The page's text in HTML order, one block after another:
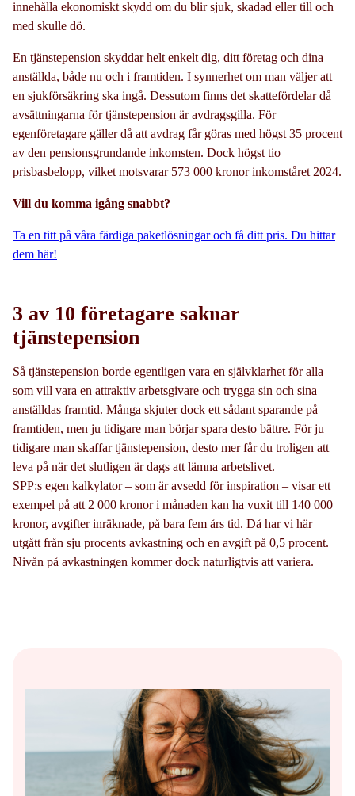
innehålla ekonomiskt skydd om du blir sjuk, skadad eller till och
med skulle dö.
En tjänstepension skyddar helt enkelt dig, ditt företag och dina
anställda, både nu och i framtiden. I synnerhet om man väljer att
en sjukförsäkring ska ingå. Dessutom finns det skattefördelar då
avsättningarna för tjänstepension är avdragsgilla. För
egenföretagare gäller då att avdrag får göras med högst 35 procent
av den pensionsgrundande inkomsten. Dock högst tio
prisbasbelopp, vilket motsvarar 573 000 kronor inkomståret 2024.
Vill du komma igång snabbt?
Ta en titt på våra färdiga paketlösningar och få ditt pris. Du hittar
dem här!
3 av 10 företagare saknar
tjänstepension
Så tjänstepension borde egentligen vara en självklarhet för alla
som vill vara en attraktiv arbetsgivare och trygga sin och sina
anställdas framtid. Många skjuter dock ett sådant sparande på
framtiden, men ju tidigare man börjar spara desto bättre. För ju
tidigare man skaffar tjänstepension, desto mer får du troligen att
leva på när det slutligen är dags att lämna arbetslivet.
SPP:s egen kalkylator – som är avsedd för inspiration – visar ett
exempel på att 2 000 kronor i månaden kan ha vuxit till 140 000
kronor, avgifter inräknade, på bara fem års tid. Då har vi här
utgått från sju procents avkastning och en avgift på 0,5 procent.
Nivån på avkastningen kommer dock naturligtvis att variera.